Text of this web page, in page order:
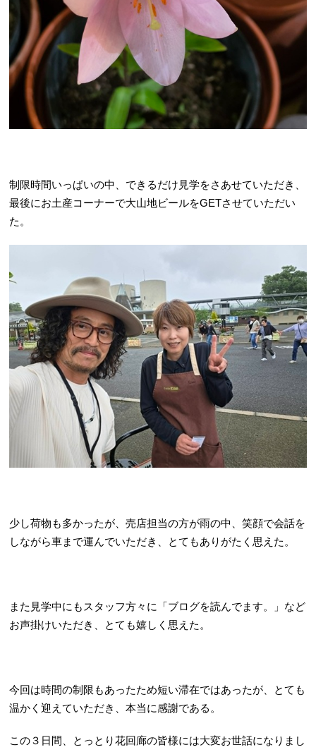
制限時間いっぱいの中、できるだけ見学をさあせていただき、
最後にお土産コーナーで大山地ビールをGETさせていただい
た。
少し荷物も多かったが、売店担当の方が雨の中、笑顔で会話を
しながら車まで運んでいただき、とてもありがたく思えた。
また見学中にもスタッフ方々に「ブログを読んでます。」など
お声掛けいただき、とても嬉しく思えた。
今回は時間の制限もあったため短い滞在ではあったが、とても
温かく迎えていただき、本当に感謝である。
この３日間、とっとり花回廊の皆様には大変お世話になりまし